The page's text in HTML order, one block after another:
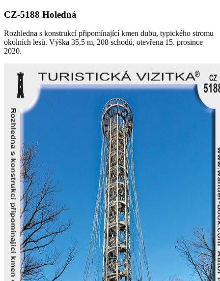
CZ-5188 Holedná
Rozhledna s konstrukcí připomínající kmen dubu, typického stromu
okolních lesů. Výška 35,5 m, 208 schodů, otevřena 15. prosince
2020.